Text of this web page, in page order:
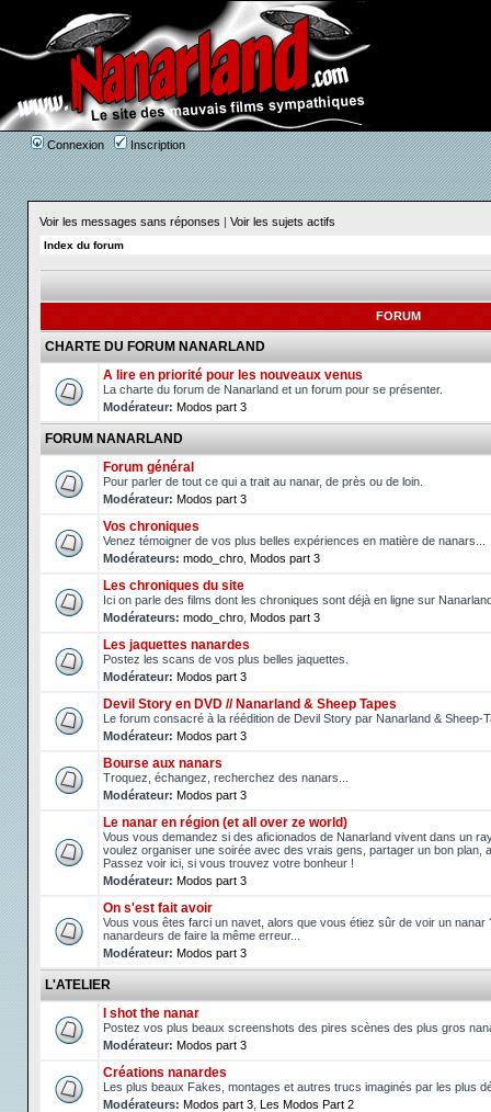
Connexion Inscription
Voir les messages sans réponses | Voir les sujets actifs
Index du forum
FORUM
CHARTE DU FORUM NANARLAND
A lire en priorité pour les nouveaux venus
La charte du forum de Nanarland et un forum pour se présenter.
Modérateur: Modos part 3
FORUM NANARLAND
Forum général
Pour parler de tout ce qui a trait au nanar, de près ou de loin.
Modérateur: Modos part 3
Vos chroniques
Venez témoigner de vos plus belles expériences en matière de nanars...
Modérateurs: modo_chro Modos part 3
Les chroniques du site
Ici on parle des films dont les chroniques sont déjà en ligne sur
Modérateurs: modo_chro Modos part 3
Les jaquettes nanardes
Postez les scans de vos plus belles jaquettes.
Modérateur: Modos part 3
Devil Story en DVD // Nanarland & Sheep Tapes
Le forum consacré à la réédition de Devil Story par Nanarland & Sheep-
Modérateur: Modos part 3
Bourse aux nanars
Troquez, échangez, recherchez des nanars...
Modérateur: Modos part 3
Le nanar en région (et all over ze world)
Vous vous demandez si des aficionados de Nanarland vivent dans un
voulez organiser une soirée avec des vrais gens, partager un bon plan,
Passez voir ici, si vous trouvez votre bonheur !
Modérateur: Modos part 3
On s'est fait avoir
Vous vous êtes farci un navet, alors que vous étiez sûr de voir un
nanardeurs de faire la même erreur...
Modérateur: Modos part 3
L'ATELIER
I shot the nanar
Postez vos plus beaux screenshots des pires scènes des plus gros
Modérateur: Modos part 3
Créations nanardes
Les plus beaux Fakes, montages et autres trucs imaginés par les plus
Modérateurs: Modos part 3 Les Modos Part 2